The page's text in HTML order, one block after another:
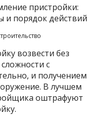
возвести без
с
и получением
В лучшем
оштрафуют